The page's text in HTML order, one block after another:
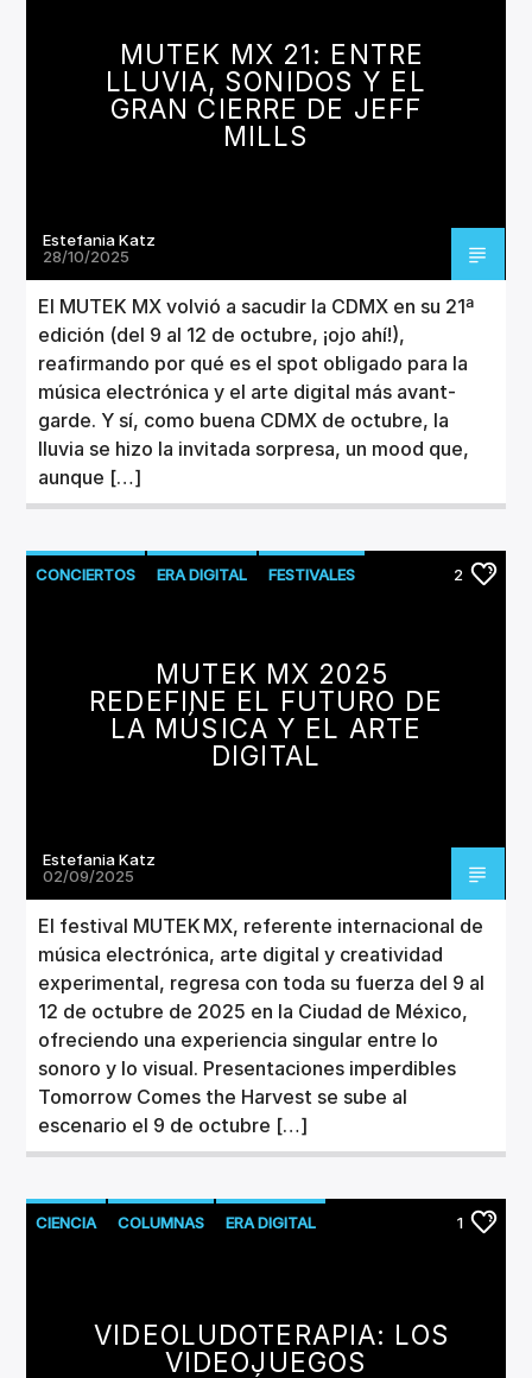
ARTISTA
Invencible Radio
MUTEK MX 21: ENTRE
LLUVIA, SONIDOS Y EL
GRAN CIERRE DE JEFF
MILLS
Estefania Katz
28/10/2025
El MUTEK MX volvió a sacudir la CDMX en su 21ª
edición (del 9 al 12 de octubre, ¡ojo ahí!),
reafirmando por qué es el spot obligado para la
música electrónica y el arte digital más avant-
garde. Y sí, como buena CDMX de octubre, la
lluvia se hizo la invitada sorpresa, un mood que,
aunque […]
CONCIERTOS ERA DIGITAL FESTIVALES 2
MUTEK MX 2025
REDEFINE EL FUTURO DE
LA MÚSICA Y EL ARTE
DIGITAL
Estefania Katz
02/09/2025
El festival MUTEK MX, referente internacional de
música electrónica, arte digital y creatividad
experimental, regresa con toda su fuerza del 9 al
12 de octubre de 2025 en la Ciudad de México,
ofreciendo una experiencia singular entre lo
sonoro y lo visual. Presentaciones imperdibles
Tomorrow Comes the Harvest se sube al
escenario el 9 de octubre […]
CIENCIA COLUMNAS ERA DIGITAL 1
VIDEOLUDOTERAPIA: LOS
VIDEOJUEGOS